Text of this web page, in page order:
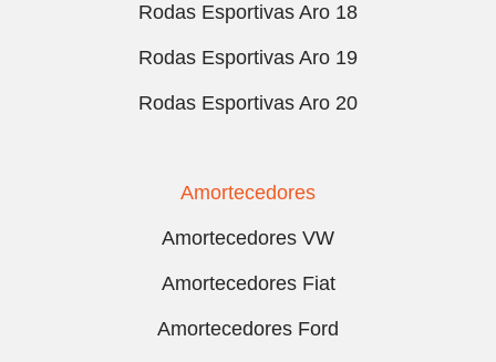
Rodas Esportivas Aro 18
Rodas Esportivas Aro 19
Rodas Esportivas Aro 20
Amortecedores
Amortecedores VW
Amortecedores Fiat
Amortecedores Ford